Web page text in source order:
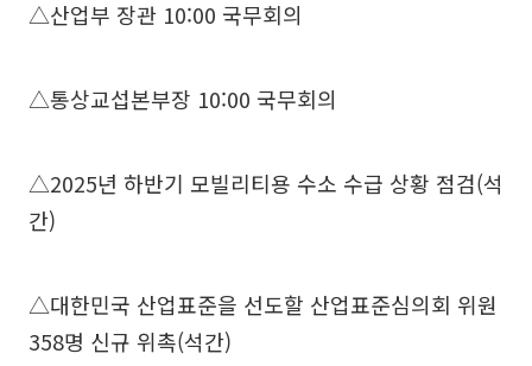
△산업부 장관 10:00 국무회의
△통상교섭본부장 10:00 국무회의
△2025년 하반기 모빌리티용 수소 수급 상황 점검(석
간)
△대한민국 산업표준을 선도할 산업표준심의회 위원
358명 신규 위촉(석간)